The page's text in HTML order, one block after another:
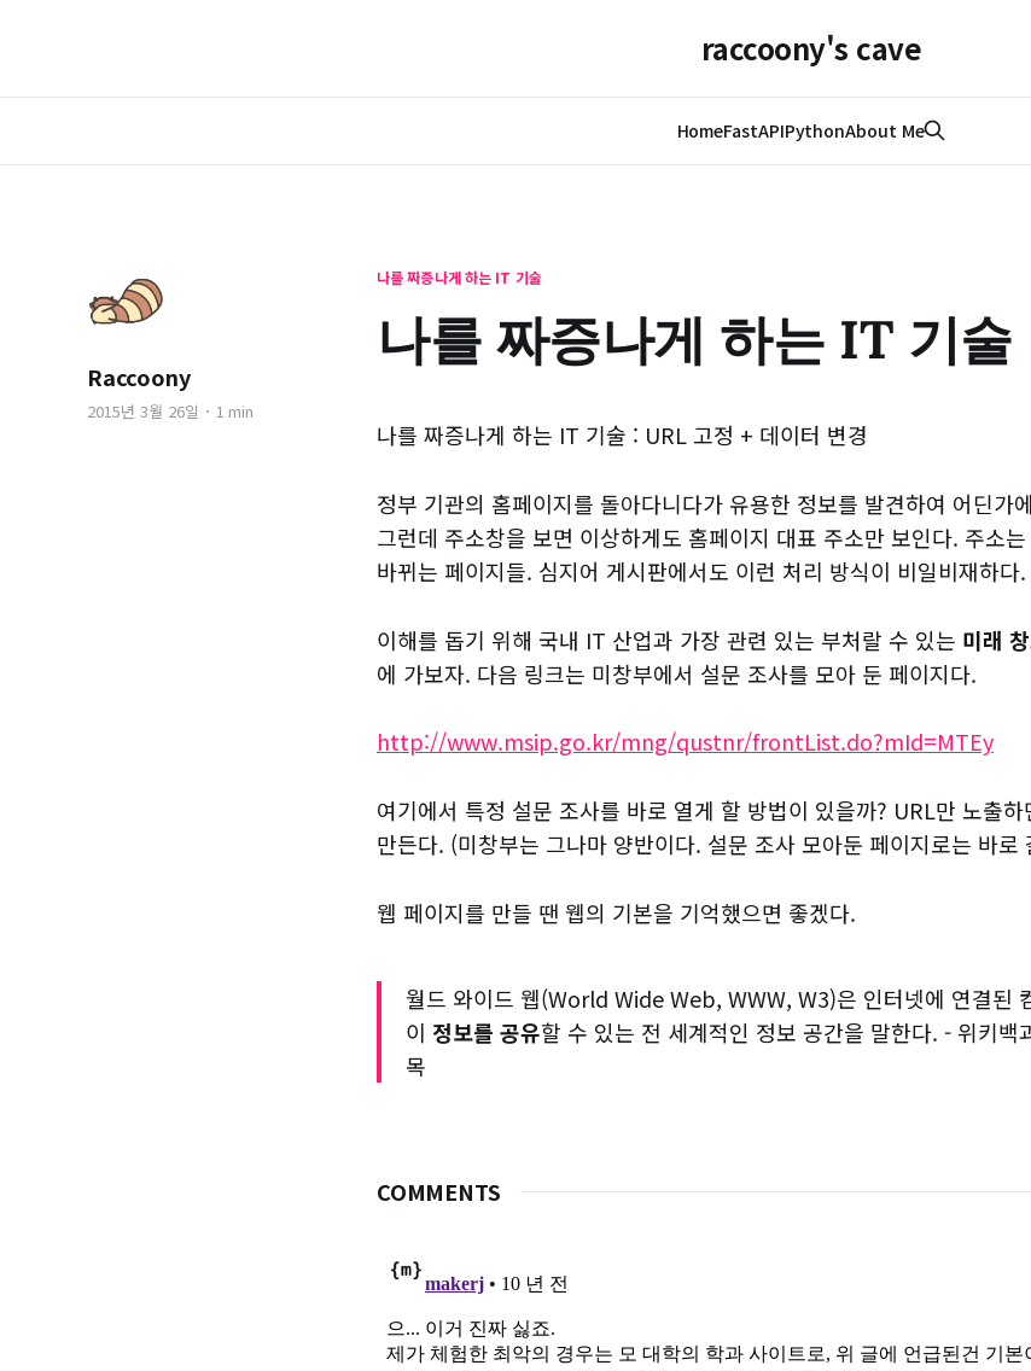
raccoony's cave
HomeFastAPIPythonAbout Me
나를 짜증나게 하는 IT 기술
나를 짜증나게 하는 IT 기술
Raccoony
2015년 3월 26일 1 min
나를 짜증나게 하는 IT 기술 : URL 고정 + 데이터 변경
정부 기관의 홈페이지를 돌아다니다가 유용한 정보를 발견하여 어딘가
그런데 주소창을 보면 이상하게도 홈페이지 대표 주소만 보인다. 주소
바뀌는 페이지들. 심지어 게시판에서도 이런 처리 방식이 비일비재하다.
이해를 돕기 위해 국내 IT 산업과 가장 관련 있는 부처랄 수 있는 미래
에 가보자. 다음 링크는 미창부에서 설문 조사를 모아 둔 페이지다.
http://www.msip.go.kr/mng/qustnr/frontList.do?mId=MTEy
여기에서 특정 설문 조사를 바로 열게 할 방법이 있을까? URL만 노출
만든다. (미창부는 그나마 양반이다. 설문 조사 모아둔 페이지로는 바로
웹 페이지를 만들 땐 웹의 기본을 기억했으면 좋겠다.
월드 와이드 웹(World Wide Web, WWW, W3)은 인터넷에 연결된
이 정보를 공유할 수 있는 전 세계적인 정보 공간을 말한다. - 위키백
목
COMMENTS